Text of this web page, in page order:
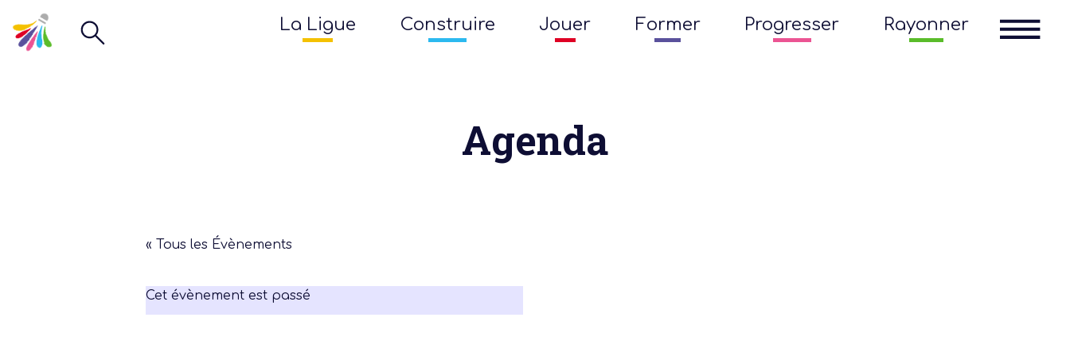
La Ligue Construire Jouer Former Progresser Rayonner
Agenda
« Tous les Évènements
Cet évènement est passé